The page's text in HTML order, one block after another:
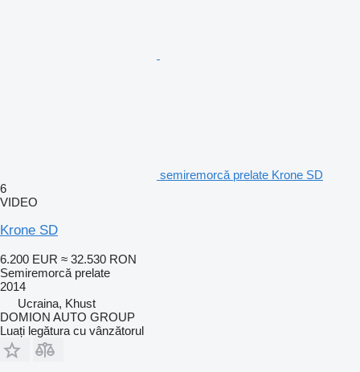
semiremorcă prelate Krone SD
6
VIDEO
Krone SD
6.200 EUR ≈ 32.530 RON
Semiremorcă prelate
2014
Ucraina, Khust
DOMION AUTO GROUP
Luați legătura cu vânzătorul